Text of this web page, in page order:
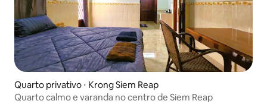
Quarto privativo ⋅ Krong Siem Reap
Quarto calmo e varanda no centro de Siem Reap